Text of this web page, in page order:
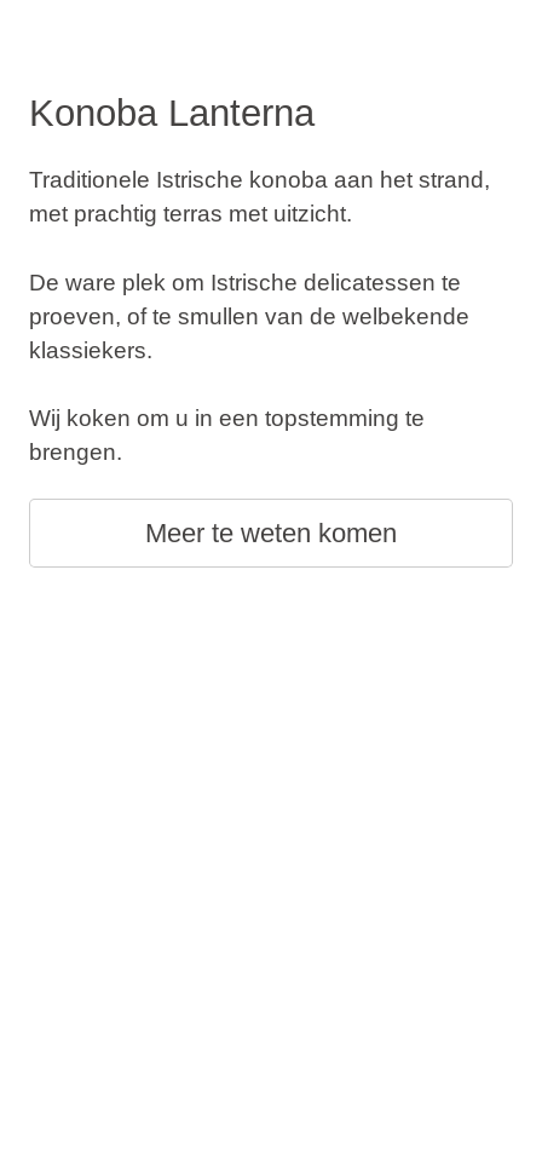
Konoba Lanterna
Traditionele Istrische konoba aan het strand,
met prachtig terras met uitzicht.
De ware plek om Istrische delicatessen te
proeven, of te smullen van de welbekende
klassiekers.
Wij koken om u in een topstemming te
brengen.
Meer te weten komen